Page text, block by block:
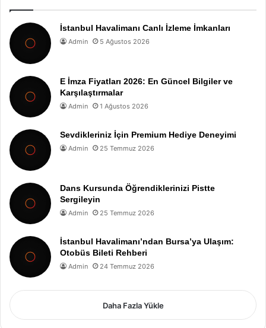
İstanbul Havalimanı Canlı İzleme İmkanları
Admin 5 Ağustos 2026
E İmza Fiyatları 2026: En Güncel Bilgiler ve
Karşılaştırmalar
Admin 1 Ağustos 2026
Sevdikleriniz İçin Premium Hediye Deneyimi
Admin 25 Temmuz 2026
Dans Kursunda Öğrendiklerinizi Pistte
Sergileyin
Admin 25 Temmuz 2026
İstanbul Havalimanı’ndan Bursa’ya Ulaşım:
Otobüs Bileti Rehberi
Admin 24 Temmuz 2026
Daha Fazla Yükle